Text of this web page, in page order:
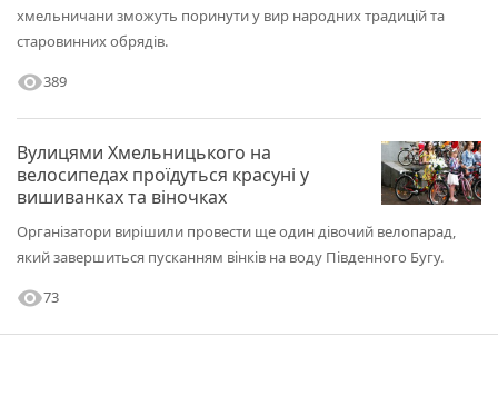
хмельничани зможуть поринути у вир народних традицій та
старовинних обрядів.
visibility389
Вулицями Хмельницького на
велосипедах проїдуться красуні у
вишиванках та віночках
Організатори вирішили провести ще один дівочий велопарад,
який завершиться пусканням вінків на воду Південного Бугу.
visibility73